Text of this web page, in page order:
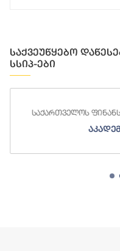
საქვეუწყებო
სსიპ-ები
საქართველოს
საფინანსო-